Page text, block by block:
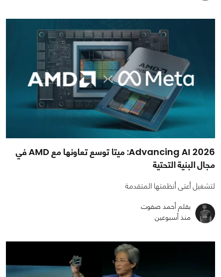
Advancing AI 2026: ميتا توسع تعاونها مع AMD في
مجال البنية التحتية
لتشغيل أعتى أنظمتها المتقدمة
بقلم أحمد صفوت
منذ أسبوعين